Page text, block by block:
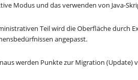
Modus und das verwenden von Java-
Teil wird die Oberfläche durch
angepasst.
werden Punkte zur Migration (Update)